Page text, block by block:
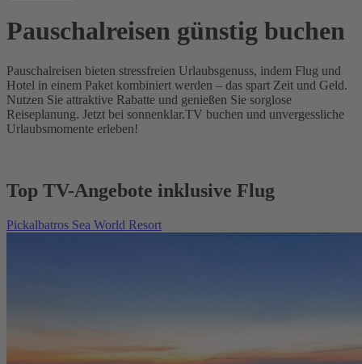
Pauschalreisen günstig buchen
Pauschalreisen bieten stressfreien Urlaubsgenuss, indem Flug und
Hotel in einem Paket kombiniert werden – das spart Zeit und Geld.
Nutzen Sie attraktive Rabatte und genießen Sie sorglose
Reiseplanung. Jetzt bei sonnenklar.TV buchen und unvergessliche
Urlaubsmomente erleben!
Top TV-Angebote inklusive Flug
Pickalbatros Sea World Resort